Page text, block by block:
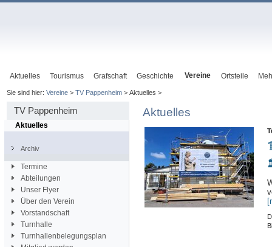
Aktuelles Tourismus Grafschaft Geschichte Vereine Ortsteile
Sie sind hier: Vereine> TV Pappenheim> Aktuelles >
TV Pappenheim
Aktuelles
Archiv
Termine
Abteilungen
Unser Flyer
Über den Verein
Vorstandschaft
Turnhalle
Turnhallenbelegungsplan
Aktuelles